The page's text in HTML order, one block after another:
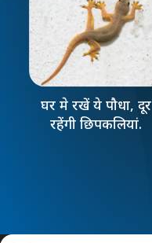
घर मे रखें ये पौधा, दूर
रहेंगी छिपकलियां.